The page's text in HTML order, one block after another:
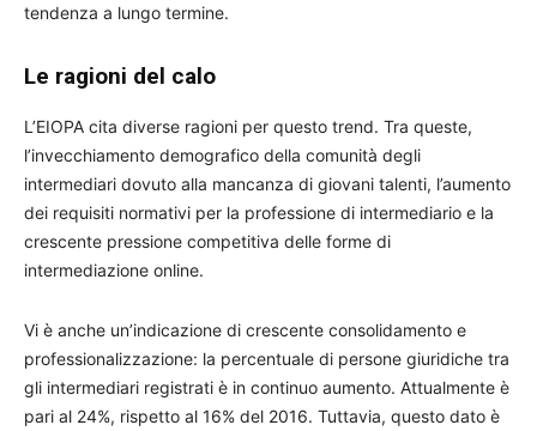
tendenza a lungo termine.
Le ragioni del calo
L’EIOPA cita diverse ragioni per questo trend. Tra queste,
l’invecchiamento demografico della comunità degli
intermediari dovuto alla mancanza di giovani talenti, l’aumento
dei requisiti normativi per la professione di intermediario e la
crescente pressione competitiva delle forme di
intermediazione online.
Vi è anche un’indicazione di crescente consolidamento e
professionalizzazione: la percentuale di persone giuridiche tra
gli intermediari registrati è in continuo aumento. Attualmente è
pari al 24%, rispetto al 16% del 2016. Tuttavia, questo dato è